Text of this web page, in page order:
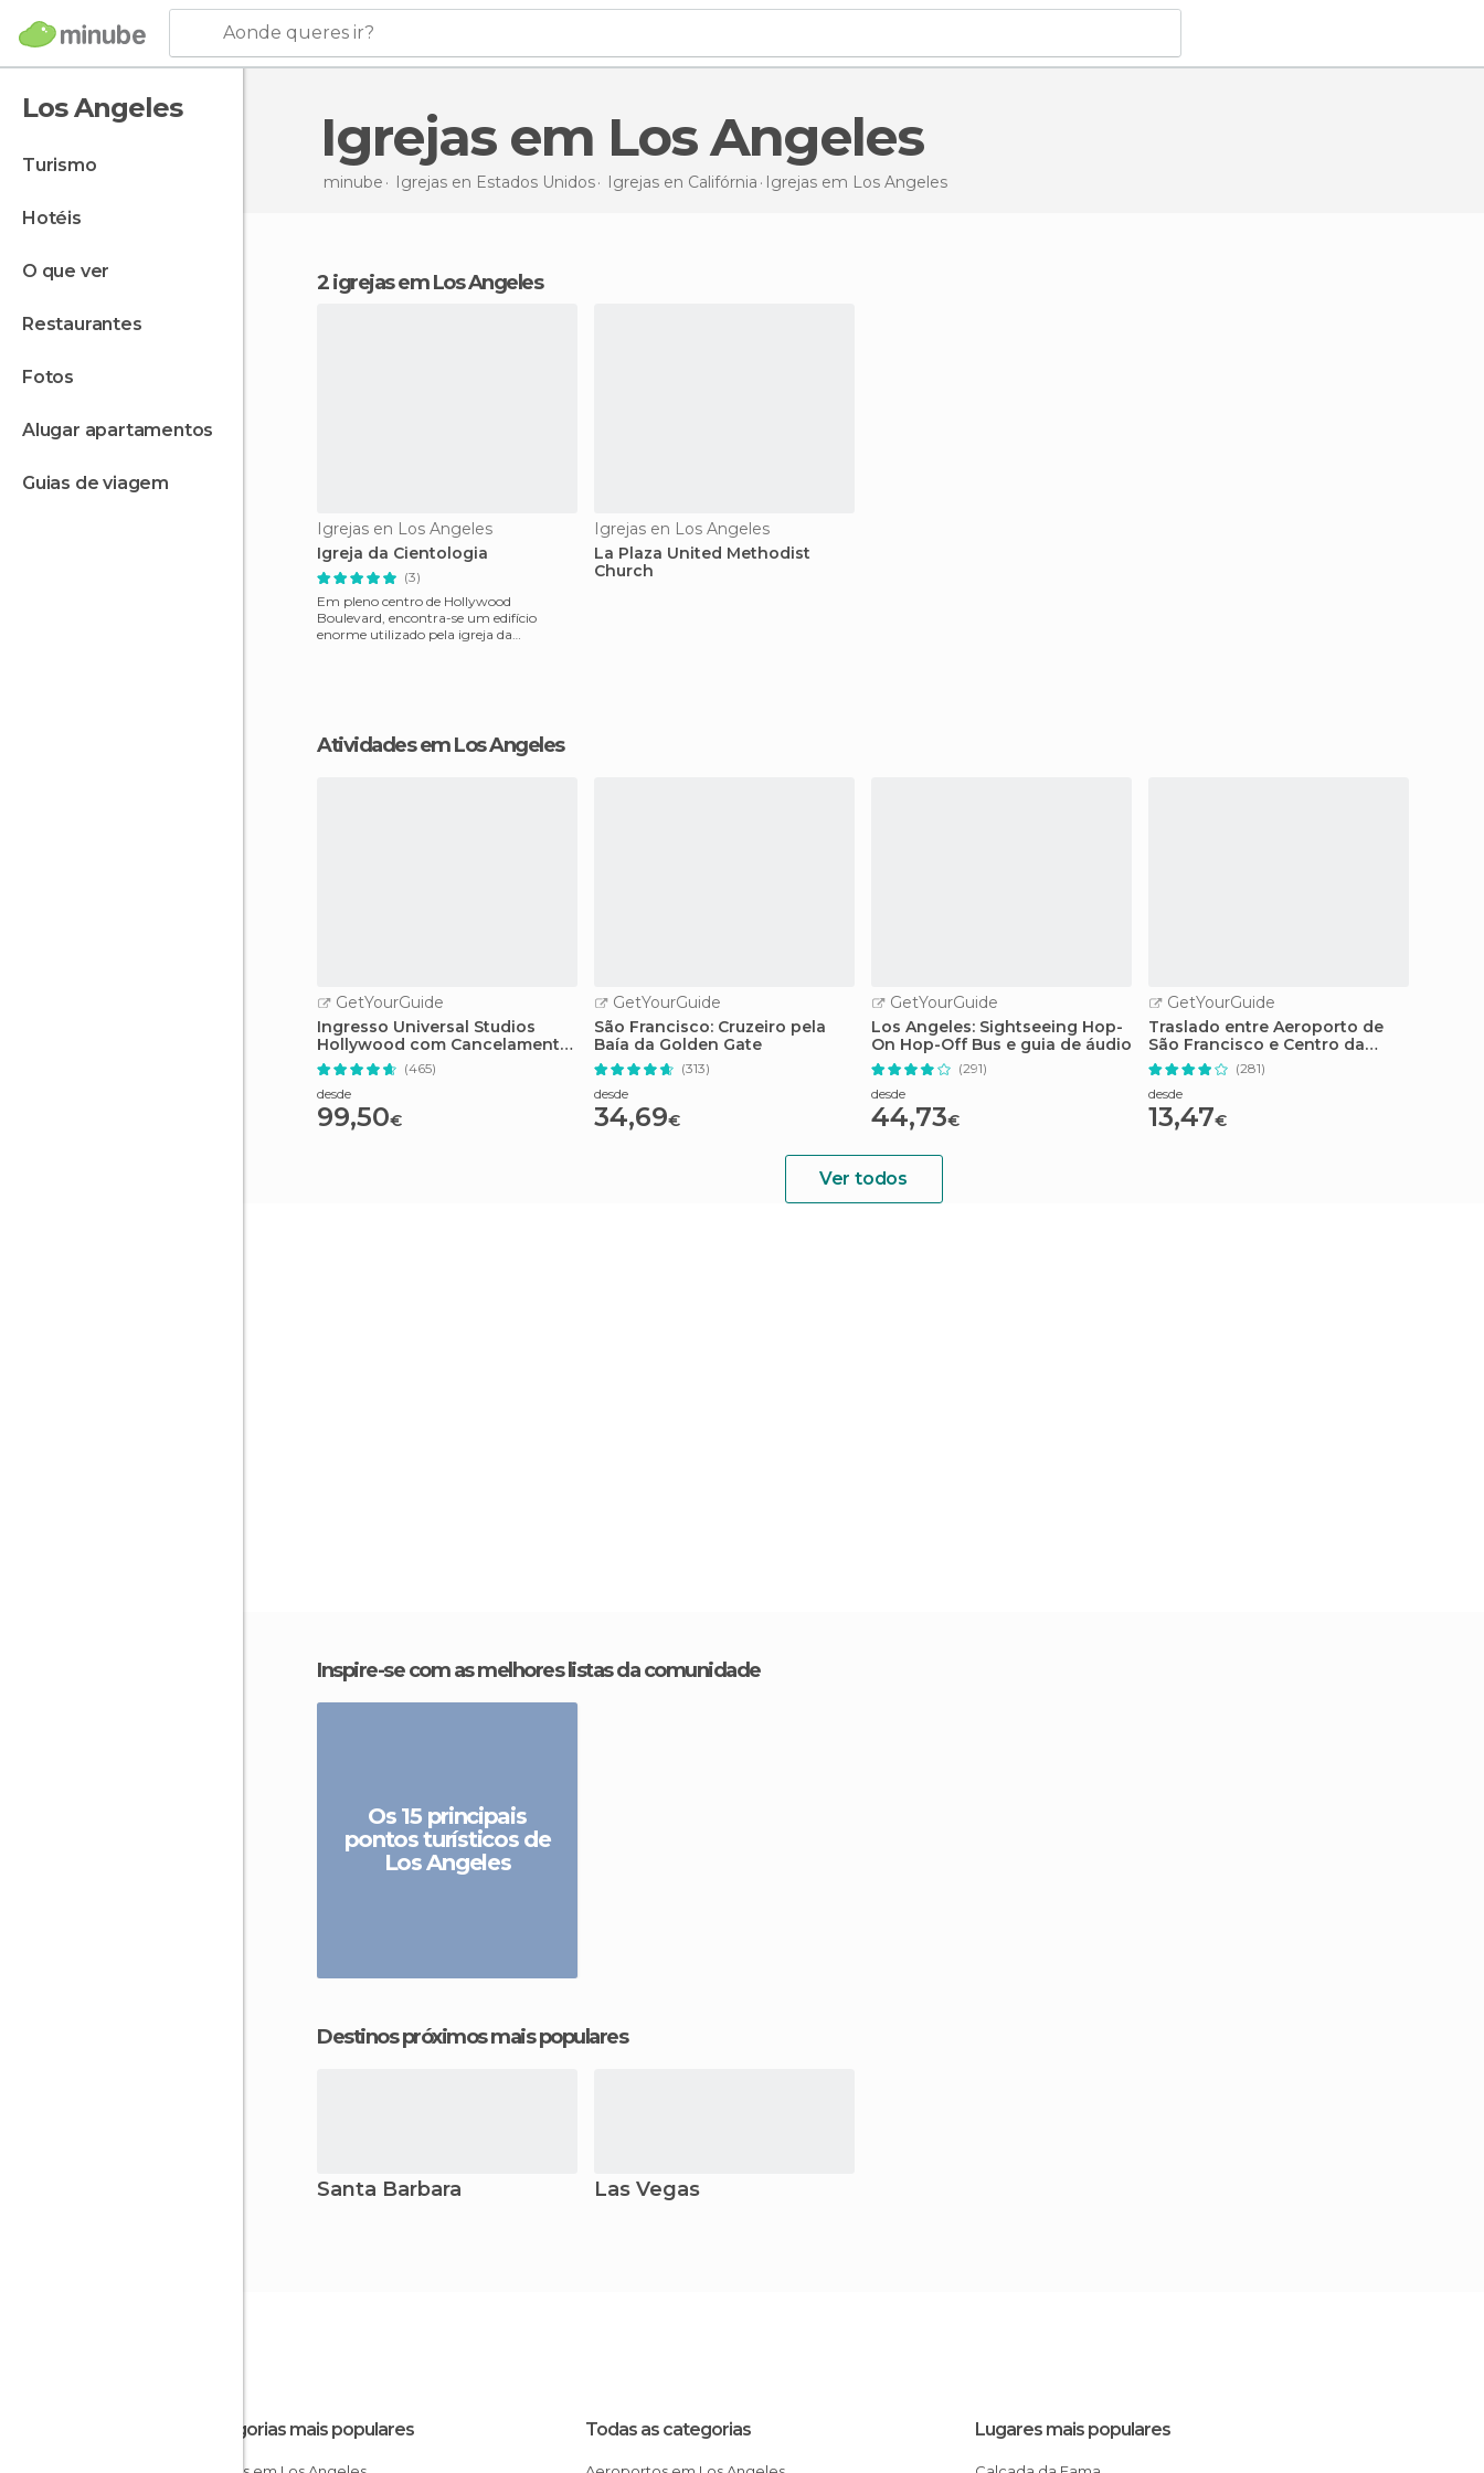
Aonde queres ir?
Los Angeles
turismo
hotéis
o que ver
restaurantes
fotos
alugar apartamentos
guias de viagem
Igrejas em Los Angeles
minube Igrejas en Estados Unidos Igrejas en Califórnia Igrejas em Los Angeles
2 igrejas em Los Angeles
Igrejas en Los Angeles
Igreja da Cientologia
(3)
Em pleno centro de Hollywood
Boulevard, encontra-se um edifício
enorme utilizado pela igreja da
Igrejas en Los Angeles
La Plaza United Methodist
Church
Atividades em Los Angeles
GetYourGuide
Ingresso Universal Studios
Hollywood com Cancelamento
Fácil
(465)
desde
99,50€
GetYourGuide
São Francisco: Cruzeiro pela
Baía da Golden Gate
(313)
desde
34,69€
GetYourGuide
Los Angeles: Sightseeing Hop-
On Hop-Off Bus e guia de áudio
(291)
desde
44,73€
GetYourGuide
Traslado entre Aeroporto de
São Francisco e Centro da
Cidade
(281)
desde
13,47€
Ver todos
Inspire-se com as melhores listas da comunidade
Os 15 principais
pontos turísticos de
Los Angeles
Destinos próximos mais populares
Santa Barbara Las Vegas
Categorias mais populares Todas as categorias Lugares mais populares